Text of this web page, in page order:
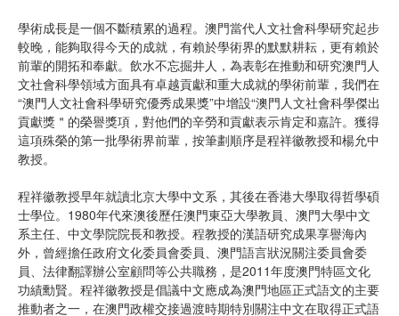
學術成長是一個不斷積累的過程。澳門當代人文社會科學研究起步
較晚，能夠取得今天的成就，有賴於學術界的默默耕耘，更有賴於
前輩的開拓和奉獻。飲水不忘掘井人，為表彰在推動和研究澳門人
文社會科學領域方面具有卓越貢獻和重大成就的學術前輩，我們在
“澳門人文社會科學研究優秀成果獎”中增設“澳門人文社會科學傑出
貢獻獎＂的榮譽獎項，對他們的辛勞和貢獻表示肯定和嘉許。獲得
這項殊榮的第一批學術界前輩，按筆劃順序是程祥徽教授和楊允中
教授。
程祥徽教授早年就讀北京大學中文系，其後在香港大學取得哲學碩
士學位。1980年代來澳後歷任澳門東亞大學教員、澳門大學中文
系主任、中文學院院長和教授。程教授的漢語研究成果享譽海內
外，曾經擔任政府文化委員會委員、澳門語言狀況關注委員會委
員、法律翻譯辦公室顧問等公共職務，是2011年度澳門特區文化
功績勳賢。程祥徽教授是倡議中文應成為澳門地區正式語文的主要
推動者之一，在澳門政權交接過渡時期特別關注中文在取得正式語